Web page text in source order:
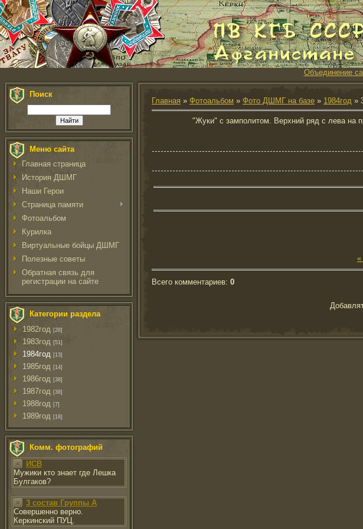
Объединение
Поиск
Меню сайта
Главная страница
История ДШМГ
Наши Герои
Страница памяти
Фотоальбом
Курилка
Виртуальные бойцы ДШМГ
Полезные советы
Обратная связь для
регистрации на сайте
Категории раздела
1982год [28]
1983год [51]
1984год [13]
1985год [14]
1986год [38]
1987год [38]
1988год [7]
1989год [18]
Комм. фотографий
ИСВ
Мужики кто знает где Лешка
Булгаков?
3 состав Группы А
Совершенно верно.
Керкинский ПУЦ.
Главная » Фотоальбом » Фото ДШМГ на базе » 1984год »
"Жуки" с замполитом. Верхний ряд с лева на
Всего комментариев: 0